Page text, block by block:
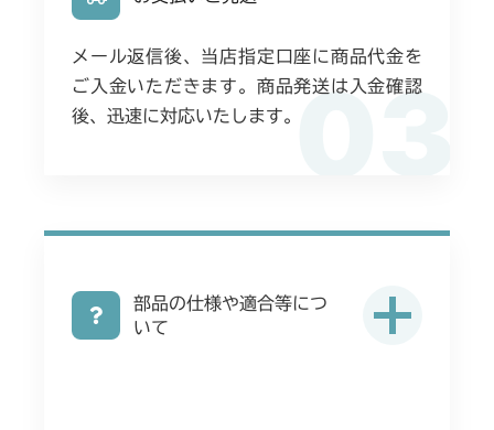
03
メール返信後、当店指定口座に商品代金を
ご入金いただきます。商品発送は入金確認
後、迅速に対応いたします。
部品の仕様や適合等につ
いて